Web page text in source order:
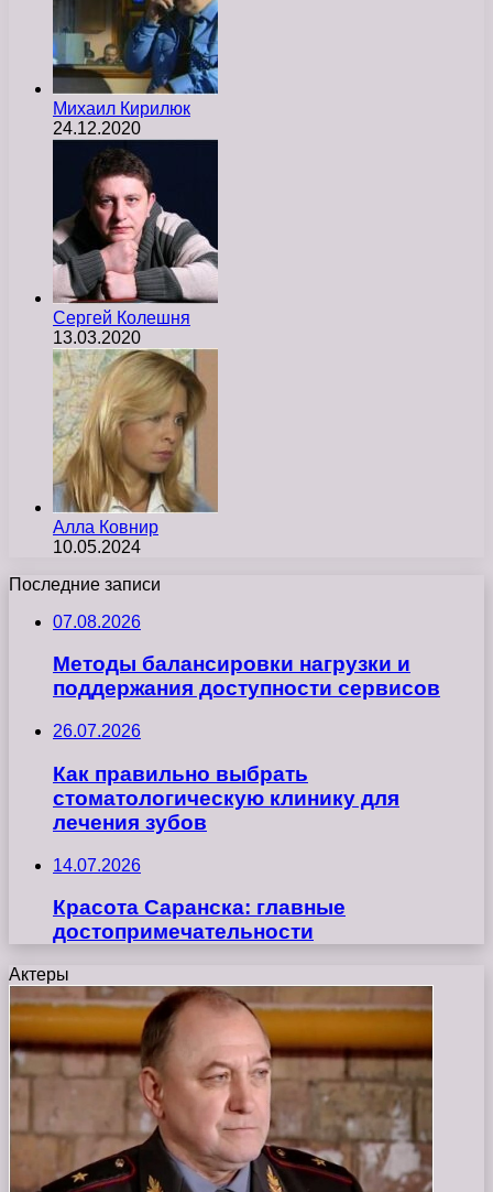
Михаил Кирилюк
24.12.2020
Сергей Колешня
13.03.2020
Алла Ковнир
10.05.2024
Последние записи
07.08.2026
Методы балансировки нагрузки и
поддержания доступности сервисов
26.07.2026
Как правильно выбрать
стоматологическую клинику для
лечения зубов
14.07.2026
Красота Саранска: главные
достопримечательности
Актеры